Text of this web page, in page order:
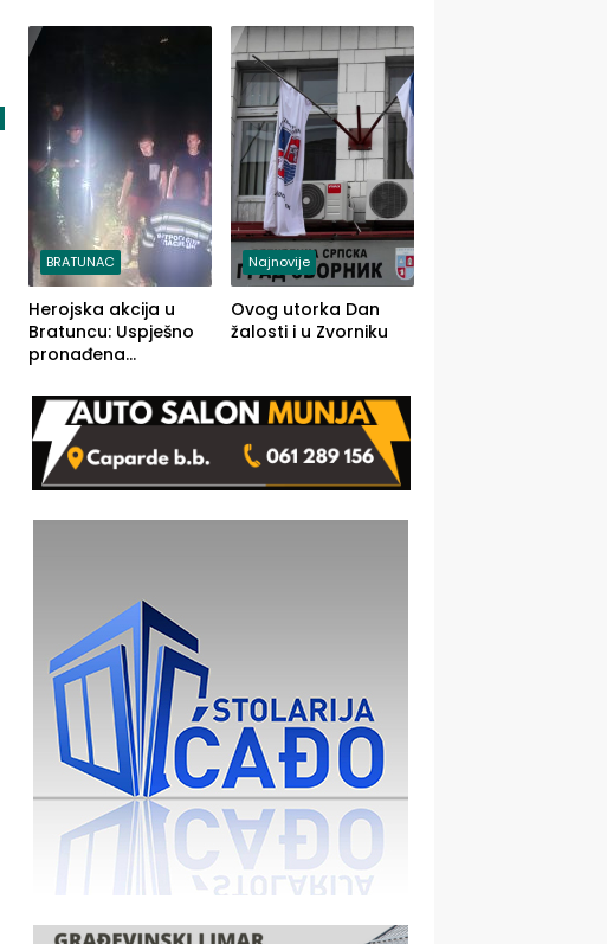
FBiH: Ustrajni da je
stečaj jedino rješenje
lakšim povredama
BRATUNAC
Herojska akcija u
Bratuncu: Uspješno
pronađena
a Ivanka Lazić,
rodom iz Kravice.
Najnovije
Ovog utorka Dan
žalosti i u Zvorniku